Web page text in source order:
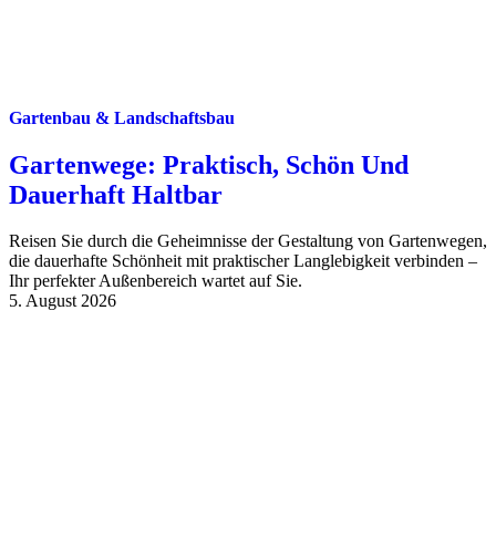
Gartenbau & Landschaftsbau
Gartenwege: Praktisch, Schön Und
Dauerhaft Haltbar
Reisen Sie durch die Geheimnisse der Gestaltung von Gartenwegen,
die dauerhafte Schönheit mit praktischer Langlebigkeit verbinden –
Ihr perfekter Außenbereich wartet auf Sie.
5. August 2026